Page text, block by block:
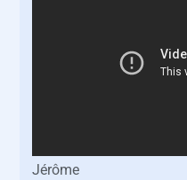
Jérôme